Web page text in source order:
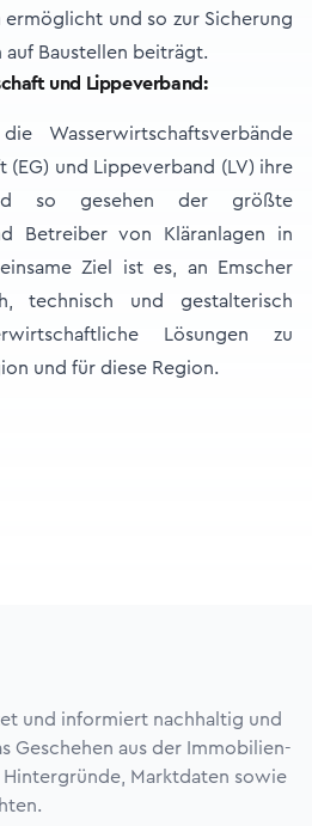
und so zur Sicherung
Baustellen beiträgt.
und Lippeverband:
Wasserwirtschaftsverbände
(EG) und Lippeverband (LV) ihre
so gesehen der größte
Betreiber von Kläranlagen in
Ziel ist es, an Emscher
technisch und gestalterisch
Lösungen zu
und für diese Region.
und informiert nachhaltig und
Geschehen aus der Immobilien-
Marktdaten sowie